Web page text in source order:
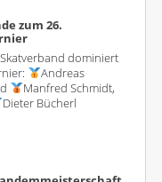
zum 26.
dominiert
Andreas
Manfred Schmidt,
Dieter Bücherl